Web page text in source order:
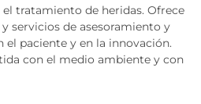
tratamiento de heridas. Ofrece
servicios de asesoramiento y
el paciente y en la innovación.
con el medio ambiente y con